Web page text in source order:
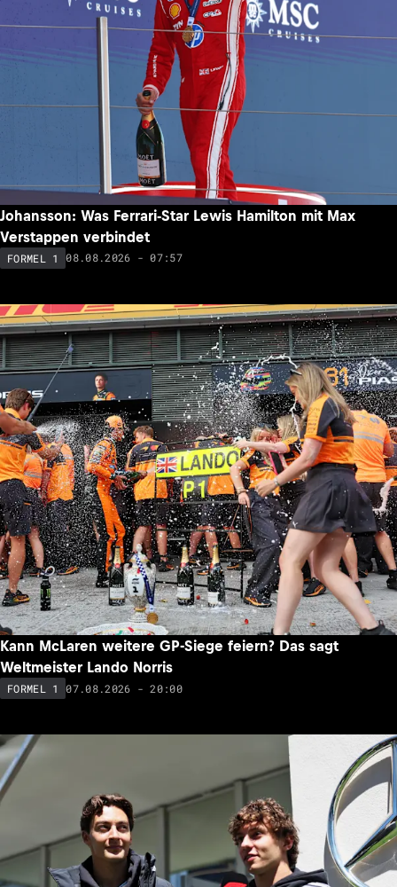
Johansson: Was Ferrari-Star Lewis Hamilton mit Max
Verstappen verbindet
FORMEL 1 08.08.2026 - 07:57
Kann McLaren weitere GP-Siege feiern? Das sagt
Weltmeister Lando Norris
FORMEL 1 07.08.2026 - 20:00